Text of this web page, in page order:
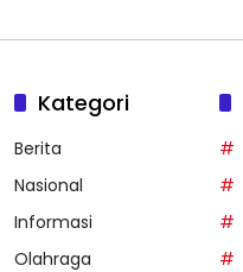
Kategori
Berita
Nasional
Informasi
Olahraga